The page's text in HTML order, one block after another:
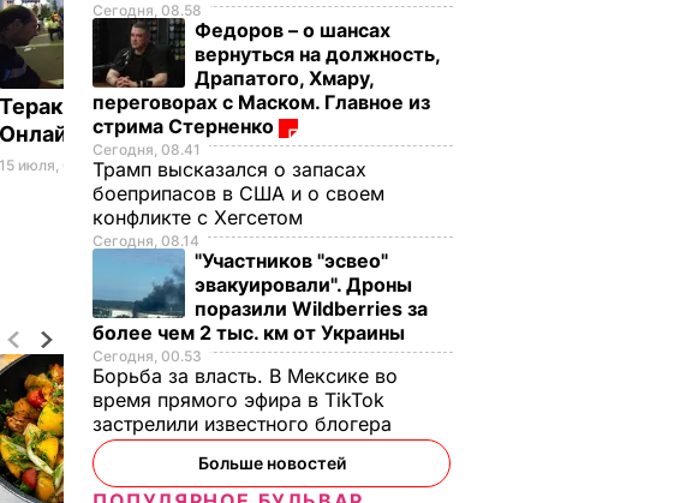
Теракт в Ницце.
Онлайн-репортаж
15 июля, 02.26МИР
Белый грузовик на
полной скорости
въехал в толпу
людей на
набережной Ниццы.
Видео
15 июля, 02.21МИР
Сегодня, 08.58
Федоров – о шансах
вернуться на должность,
Драпатого, Хмару,
переговорах с Маском. Главное из
стрима Стерненко
Сегодня, 08.41
Трамп высказался о запасах
боеприпасов в США и о своем
конфликте с Хегсетом
Сегодня, 08.14
"Участников "эсвео"
эвакуировали". Дроны
поразили Wildberries за
более чем 2 тыс. км от Украины
Сегодня, 00.53
Борьба за власть. В Мексике во
время прямого эфира в TikTok
застрелили известного блогера
Больше новостей